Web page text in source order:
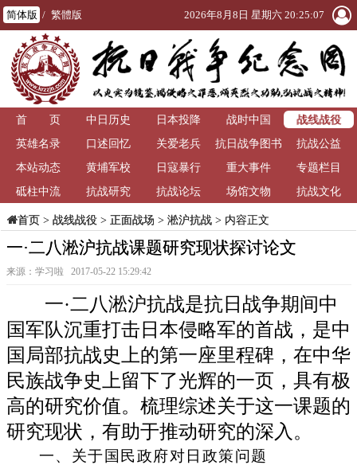
简体版 / 繁體版 2026年8月8日 星期六 20:25:07
首 页 中日历史 日本投降 战时中国
战线战役
英雄名录
口述回忆 关爱老兵
抗日战争图书
馆
抗战公益
本站动态
黄埔军校 日寇暴行 重大事件
专题栏目
砥柱中流
抗战研究 抗战论坛 场馆文物 抗战文化
首页> 战线战役> 正面战场 > 淞沪抗战> 内容正文
一·二八淞沪抗战课题研究现状探讨论文
来源：学习啦 2017-05-22 15:29:42
一·二八淞沪抗战是抗日战争期间中
国军队沉重打击日本侵略军的首战，是中
国局部抗战史上的第一座里程碑，在中华
民族战争史上留下了光辉的一页，具有极
高的研究价值。梳理综述关于这一课题的
研究现状，有助于推动研究的深入。
一、关于国民政府对日政策问题